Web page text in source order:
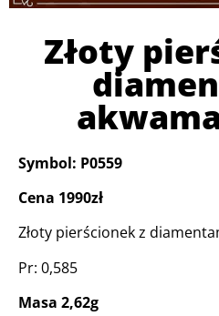
Złoty
Symbol: P0559
Cena 1990zł
Złoty pierścionek z
Pr: 0,585
Masa 2,62g